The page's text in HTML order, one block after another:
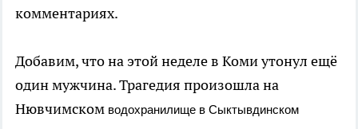
комментариях.
Добавим, что на этой неделе в Коми утонул ещё
один мужчина. Трагедия произошла на
Нювчимском водохранилище в Сыктывдинском